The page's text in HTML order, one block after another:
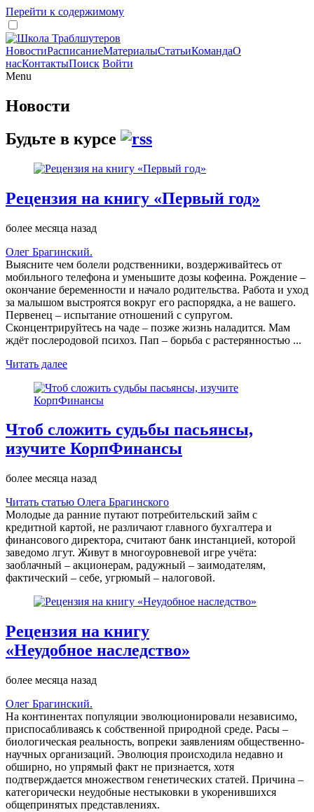
Перейти к содержимому
НовостиРасписаниеМатериалыСтатьиКомандаО
насКонтактыПоиск Войти
Menu
Новости
Будьте в курсе
Рецензия на книгу «Первый год»
более месяца назад
Олег Брагинский.
Выясните чем болели родственники, воздерживайтесь от
мобильного телефона и уменьшите дозы кофеина. Рождение –
окончание беременности и начало родительства. Работа и уход
за малышом выстроятся вокруг его распорядка, а не вашего.
Первенец – испытание отношений с супругом.
Сконцентрируйтесь на чаде – позже жизнь наладится. Мам
ждёт послеродовой психоз. Пап – борьба с растерянностью ...
Читать далее
Чтоб сложить судьбы пасьянсы,
изучите КорпФинансы
более месяца назад
Читать статью Олега Брагинского
Молодые да ранние путают потребительский займ с
кредитной картой, не различают главного бухгалтера и
финансового директора, считают банк инстанцией, которой
заведомо лгут. Живут в многоуровневой игре учёта:
заоблачный – акционерам, радужный – заимодателям,
фактический – себе, угрюмый – налоговой.
Рецензия на книгу
«Неудобное наследство»
более месяца назад
Олег Брагинский.
На континентах популяции эволюционировали независимо,
приспосабливаясь к собственной природной среде. Расы –
биологическая реальность, вопреки заявлениям общественно-
научных организаций. Эволюция происходила недавно и
обширно, но упрямый факт не признается, хотя
подтверждается множеством генетических статей. Причина –
категорически неудобные нестыковки в укоренившихся
общепринятых представлениях.